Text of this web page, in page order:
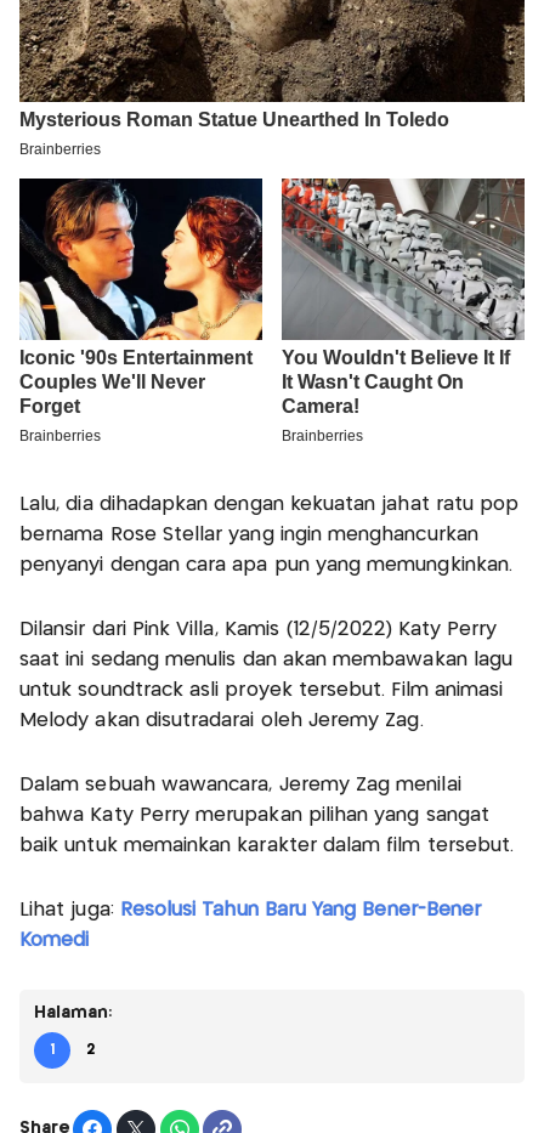
Lalu, dia dihadapkan dengan kekuatan jahat ratu pop
bernama Rose Stellar yang ingin menghancurkan
penyanyi dengan cara apa pun yang memungkinkan.
Dilansir dari Pink Villa, Kamis (12/5/2022) Katy Perry
saat ini sedang menulis dan akan membawakan lagu
untuk soundtrack asli proyek tersebut. Film animasi
Melody akan disutradarai oleh Jeremy Zag.
Dalam sebuah wawancara, Jeremy Zag menilai
bahwa Katy Perry merupakan pilihan yang sangat
baik untuk memainkan karakter dalam film tersebut.
Lihat juga: Resolusi Tahun Baru Yang Bener-Bener
Komedi
Halaman:
1 2
Share